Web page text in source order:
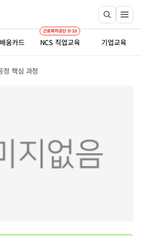
움카드
근로복지공단 D-10
NCS 직업교육 기업교육
정 핵심 과정